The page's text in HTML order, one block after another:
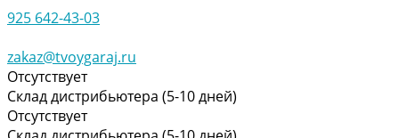
925 642-43-03
zakaz@tvoygaraj.ru
Отсутствует
Склад дистрибьютера (5-10 дней)
Отсутствует